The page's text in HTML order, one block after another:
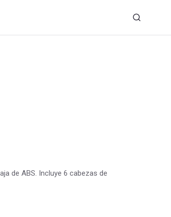
de ABS. Incluye 6 cabezas de